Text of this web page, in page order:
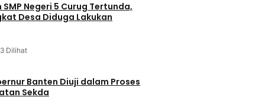
Negeri 5 Curug Tertunda,
Desa Diduga Lakukan
Dilihat
Banten Diuji dalam Proses
Sekda